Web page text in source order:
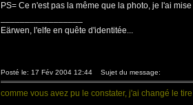
PS= Ce n'est pas la même que la photo, je l'ai
Eärwen, l'elfe en quête d'identitée...
Posté le: 17 Fév 2004 12:44 Sujet du message:
comme vous avez pu le constater, j'ai changé le